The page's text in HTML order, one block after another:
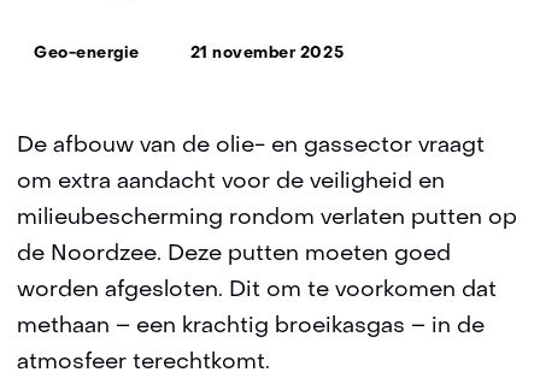
Thema:
Geo-energie 21 november 2025
De afbouw van de olie- en gassector vraagt
om extra aandacht voor de veiligheid en
milieubescherming rondom verlaten putten op
de Noordzee. Deze putten moeten goed
worden afgesloten. Dit om te voorkomen dat
methaan – een krachtig broeikasgas – in de
atmosfeer terechtkomt.